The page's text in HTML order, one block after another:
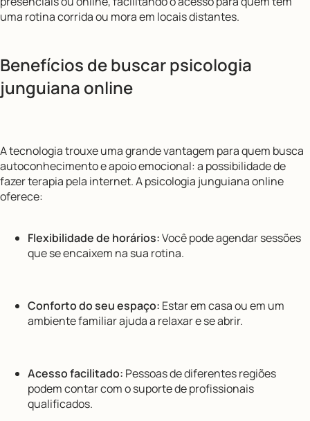
uma rotina corrida ou mora em locais distantes.
Benefícios de buscar psicologia
junguiana online
A tecnologia trouxe uma grande vantagem para quem busca
autoconhecimento e apoio emocional: a possibilidade de
fazer terapia pela internet. A psicologia junguiana online
oferece:
Flexibilidade de horários:Você pode agendar sessões
que se encaixem na sua rotina.
Conforto do seu espaço: Estar em casa ou em um
ambiente familiar ajuda a relaxar e se abrir.
Acesso facilitado: Pessoas de diferentes regiões
podem contar com o suporte de profissionais
qualificados.